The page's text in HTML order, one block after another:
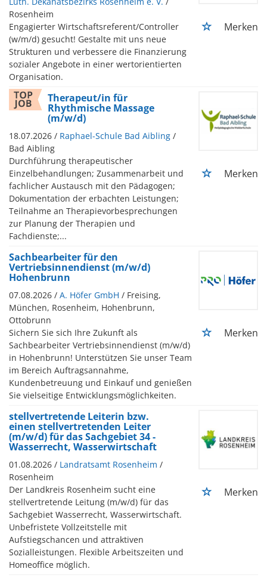
Rosenheim
Engagierter Wirtschaftsreferent/Controller
(w/m/d) gesucht! Gestalte mit uns neue
Strukturen und verbessere die Finanzierung
sozialer Angebote in einer wertorientierten
Organisation.
Merken
Therapeut/in für
Rhythmische Massage
(m/w/d)
18.07.2026 / Raphael-Schule Bad Aibling /
Bad Aibling
Durchführung therapeutischer
Einzelbehandlungen; Zusammenarbeit und
fachlicher Austausch mit den Pädagogen;
Dokumentation der erbachten Leistungen;
Teilnahme an Therapievorbesprechungen
zur Planung der Therapien und
Fachdienste;...
Merken
Sachbearbeiter für den
Vertriebsinnendienst (m/w/d)
Hohenbrunn
07.08.2026 / A. Höfer GmbH / Freising,
München, Rosenheim, Hohenbrunn,
Ottobrunn
Sichern Sie sich Ihre Zukunft als
Sachbearbeiter Vertriebsinnendienst (m/w/d)
in Hohenbrunn! Unterstützen Sie unser Team
im Bereich Auftragsannahme,
Kundenbetreuung und Einkauf und genießen
Sie vielseitige Entwicklungsmöglichkeiten.
Merken
stellvertretende Leiterin bzw.
einen stellvertretenden Leiter
(m/w/d) für das Sachgebiet 34 -
Wasserrecht, Wasserwirtschaft
01.08.2026 / Landratsamt Rosenheim /
Rosenheim
Der Landkreis Rosenheim sucht eine
stellvertretende Leitung (m/w/d) für das
Sachgebiet Wasserrecht, Wasserwirtschaft.
Unbefristete Vollzeitstelle mit
Aufstiegschancen und attraktiven
Sozialleistungen. Flexible Arbeitszeiten und
Homeoffice möglich.
Merken